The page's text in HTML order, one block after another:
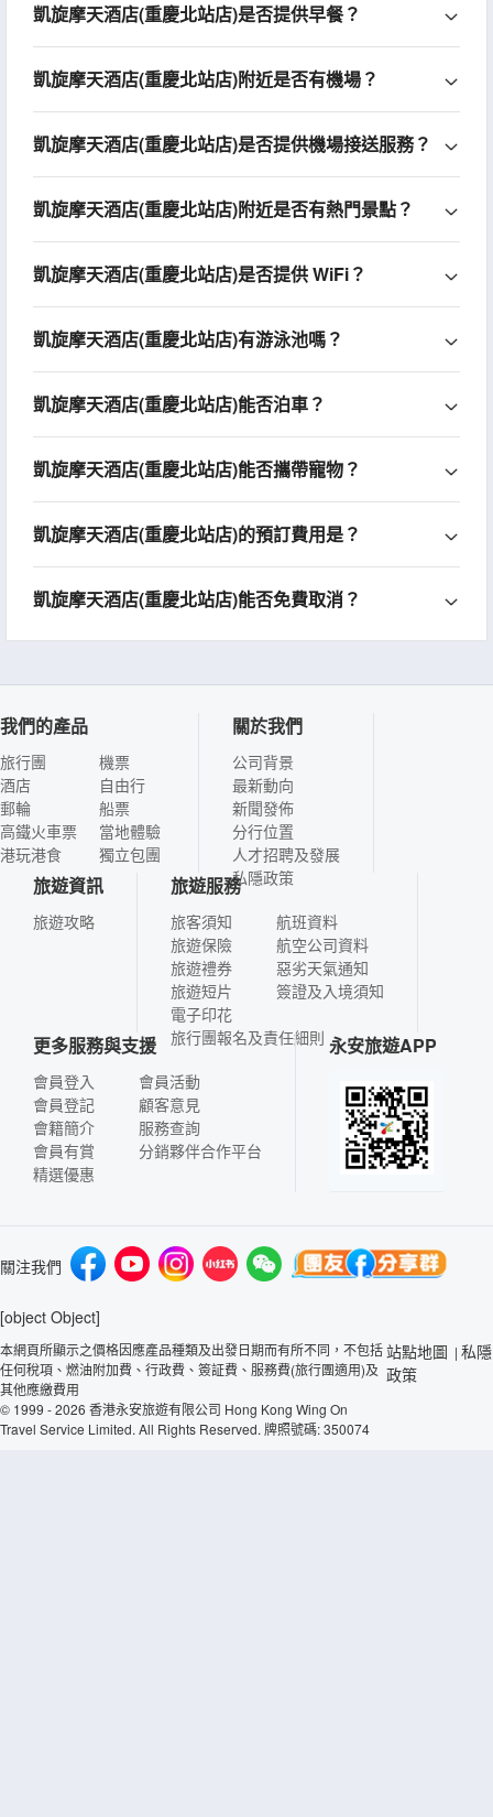
凱旋摩天酒店(重慶北站店)是否提供早餐？
凱旋摩天酒店(重慶北站店)附近是否有機場？
凱旋摩天酒店(重慶北站店)是否提供機場接送服務？
凱旋摩天酒店(重慶北站店)附近是否有熱門景點？
凱旋摩天酒店(重慶北站店)是否提供 WiFi？
凱旋摩天酒店(重慶北站店)有游泳池嗎？
凱旋摩天酒店(重慶北站店)能否泊車？
凱旋摩天酒店(重慶北站店)能否攜帶寵物？
凱旋摩天酒店(重慶北站店)的預訂費用是？
凱旋摩天酒店(重慶北站店)能否免費取消？
我們的產品
旅行團
酒店
郵輪
高鐵火車票
港玩港食
機票
自由行
船票
當地體驗
獨立包團
關於我們
公司背景
最新動向
新聞發佈
分行位置
人才招聘及發展
私隱政策
旅遊資訊
旅遊攻略
旅遊服務
旅客須知
旅遊保險
旅遊禮券
旅遊短片
電子印花
航班資料
航空公司資料
惡劣天氣通知
簽證及入境須知
旅行團報名及責任細則
更多服務與支援
會員登入
會員登記
會籍簡介
會員有賞
精選優惠
會員活動
顧客意見
服務查詢
分銷夥伴合作平台
永安旅遊APP
關注我們
[object Object]
本網頁所顯示之價格因應產品種類及出發日期而有所不同，不包括
任何稅項、燃油附加費、行政費、簽証費、服務費(旅行團適用)及
其他應繳費用
© 1999 - 2026 香港永安旅遊有限公司 Hong Kong Wing On
Travel Service Limited. All Rights Reserved. 牌照號碼: 350074
站點地圖 | 私隱
政策